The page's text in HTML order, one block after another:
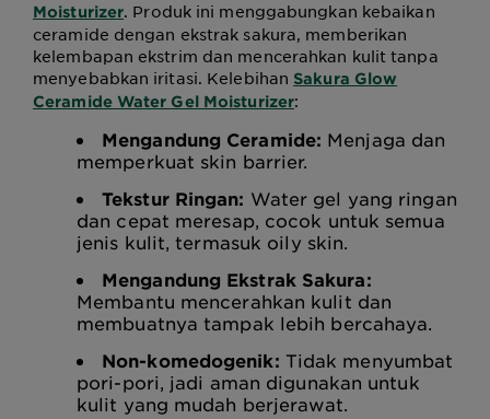
Moisturizer. Produk ini menggabungkan kebaikan
ceramide dengan ekstrak sakura, memberikan
kelembapan ekstrim dan mencerahkan kulit tanpa
menyebabkan iritasi. Kelebihan Sakura Glow
Ceramide Water Gel Moisturizer:
Mengandung Ceramide: Menjaga dan
memperkuat skin barrier.
Tekstur Ringan: Water gel yang ringan
dan cepat meresap, cocok untuk semua
jenis kulit, termasuk oily skin.
Mengandung Ekstrak Sakura:
Membantu mencerahkan kulit dan
membuatnya tampak lebih bercahaya.
Non-komedogenik: Tidak menyumbat
pori-pori, jadi aman digunakan untuk
kulit yang mudah berjerawat.